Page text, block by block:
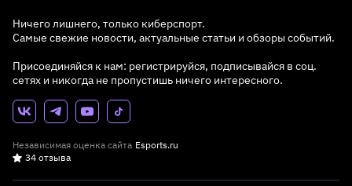
Ничего лишнего, только киберспорт.
Самые свежие новости, актуальные статьи и обзоры событий.
Присоединяйся к нам: регистрируйся, подписывайся в соц.
сетях и никогда не пропустишь ничего интересного.
Независимая оценка сайта Esports.ru
34 отзыва